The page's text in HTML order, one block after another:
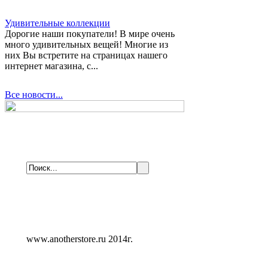
Удивительные коллекции
Дорогие наши покупатели! В мире очень
много удивительных вещей! Многие из
них Вы встретите на страницах нашего
интернет магазина, с...
Все новости...
www.anotherstore.ru 2014г.